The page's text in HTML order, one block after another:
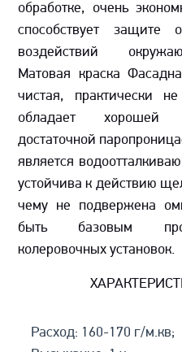
обработке, очень
способствует защите
воздействий
Матовая краска
чистая, практически
обладает
достаточной
является
устойчива к действию
чему не подвержена
быть базовым
колеровочных установок.
Расход: 160-170 г/м.кв;